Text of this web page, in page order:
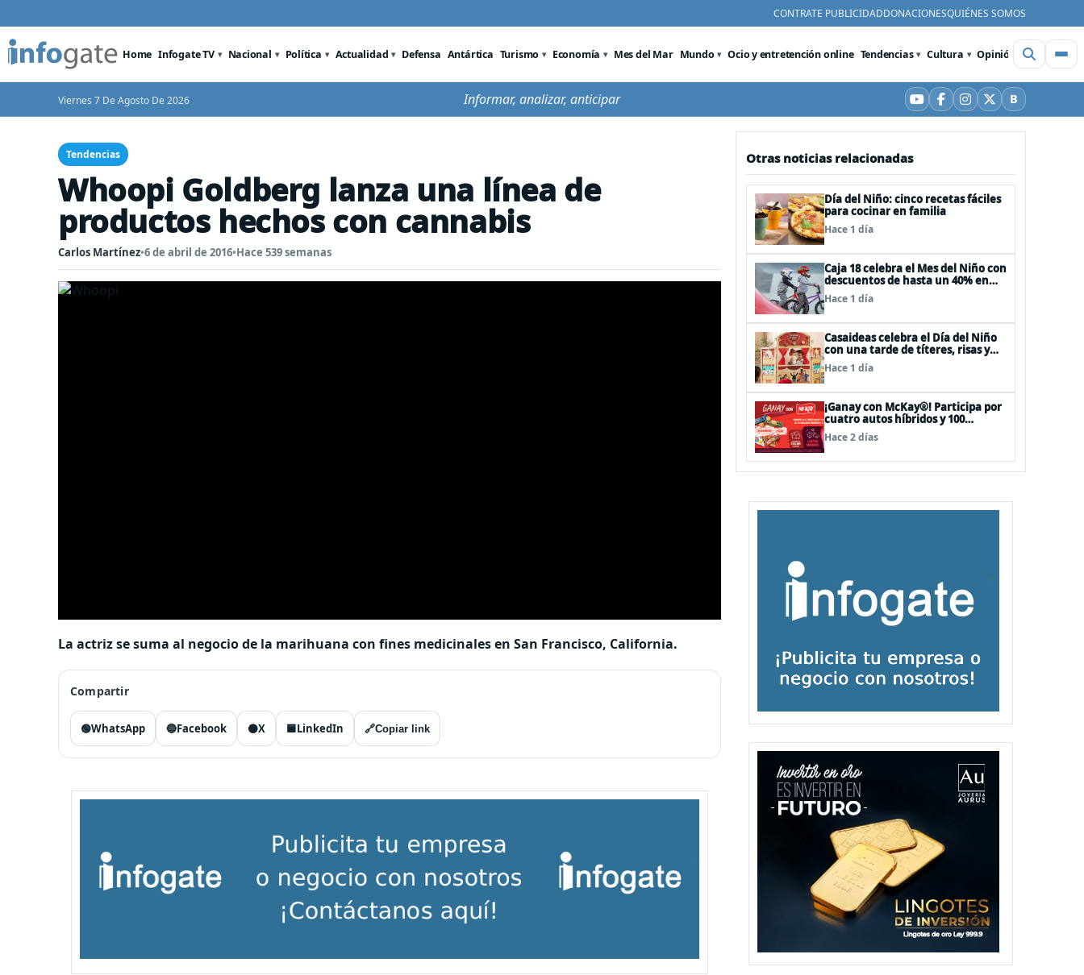
CONTRATE PUBLICIDADDONACIONESQUIÉNES SOMOS
Home Infogate TV Nacional Política Actualidad Defensa Antártica Turismo Economía Mes del Mar Mundo Ocio y entretención online Tendencias Cultura Opinión Videos
Viernes 7 De Agosto De 2026 Informar, analizar, anticipar YouTube
Facebook
Instagram
X BBluesky
Tendencias
Whoopi Goldberg lanza una línea de
productos hechos con cannabis
Carlos Martínez•6 de abril de 2016•Hace 539 semanas
La actriz se suma al negocio de la marihuana con fines medicinales en San Francisco, California.
Compartir
🟢WhatsApp 🔵Facebook ⚫X 🟦LinkedIn 🔗Copiar link
Otras noticias relacionadas
Día del Niño: cinco recetas fáciles
para cocinar en familia
Hace 1 día
Caja 18 celebra el Mes del Niño con
descuentos de hasta un 40% en
panoramas, cine, shows y
streaming
Hace 1 día
Casaideas celebra el Día del Niño
con una tarde de títeres, risas y
sorpresas en el Mall Plaza Vespucio
Hace 1 día
¡Ganay con McKay®! Participa por
cuatro autos híbridos y 100
premios de $500.000
Hace 2 días